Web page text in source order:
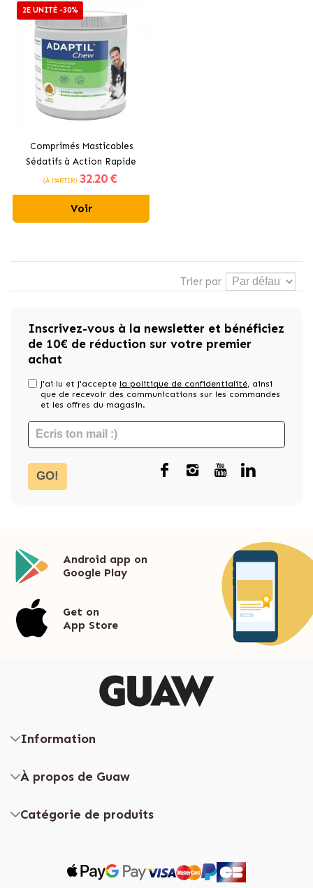
2E UNITÉ -30%
Comprimés Masticables
Sédatifs à Action Rapide
pour Chiens Adaptil Chew
(À PARTIR) 32.20 €
Voir
Trier par
Inscrivez-vous à la newsletter et bénéficiez
de 10€ de réduction sur votre premier
achat
J'ai lu et j'accepte la politique de confidentialité, ainsi
que de recevoir des communications sur les commandes
et les offres du magasin.
GO!
Android app on
Google Play
Get on
App Store
Information
À propos de Guaw
Catégorie de produits